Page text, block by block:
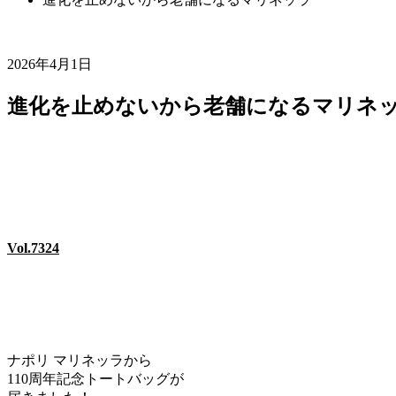
2026年4月1日
進化を止めないから老舗になるマリネ
Vol.7324
ナポリ マリネッラから
110周年記念トートバッグが